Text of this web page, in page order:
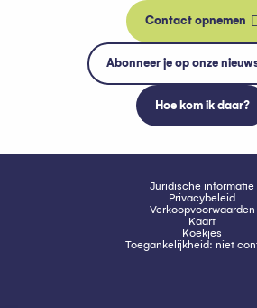
Contact opnemen
Abonneer je op onze
Hoe kom ik daar?
Juridische informatie
Privacybeleid
Verkoopvoorwaarden
Kaart
Koekjes
Toegankelijkheid: niet